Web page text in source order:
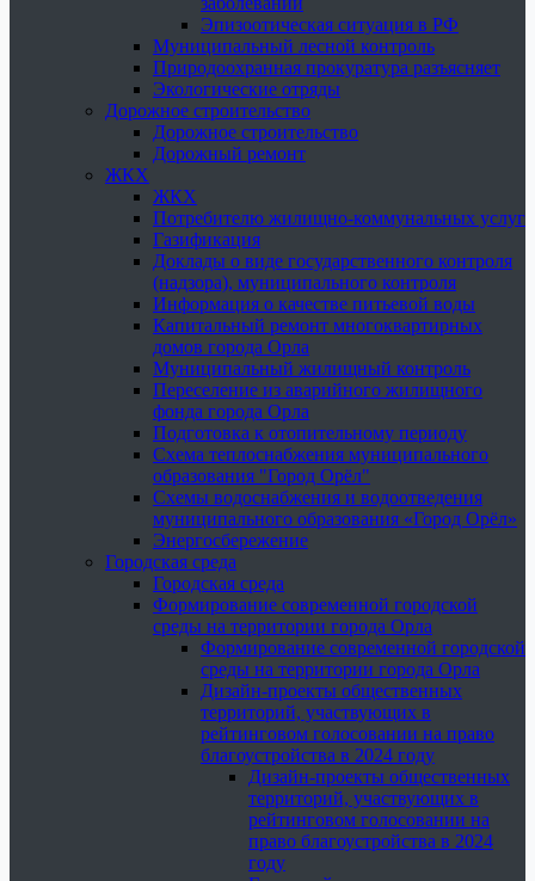
Эпизоотическая ситуация в РФ
Муниципальный лесной контроль
Природоохранная прокуратура разъясняет
Экологические отряды
Дорожное строительство
Дорожное строительство
Дорожный ремонт
ЖКХ
ЖКХ
Потребителю жилищно-коммунальных услуг
Газификация
Доклады о виде государственного контроля
(надзора), муниципального контроля
Информация о качестве питьевой воды
Капитальный ремонт многоквартирных
домов города Орла
Муниципальный жилищный контроль
Переселение из аварийного жилищного
фонда города Орла
Подготовка к отопительному периоду
Схема теплоснабжения муниципального
образования "Город Орёл"
Схемы водоснабжения и водоотведения
муниципального образования «Город Орёл»
Энергосбережение
Городская среда
Городская среда
Формирование современной городской
среды на территории города Орла
Формирование современной городской
среды на территории города Орла
Дизайн-проекты общественных
территорий, участвующих в
рейтинговом голосовании на право
благоустройства в 2024 году
Дизайн-проекты общественных
территорий, участвующих в
рейтинговом голосовании на
право благоустройства в 2024
году